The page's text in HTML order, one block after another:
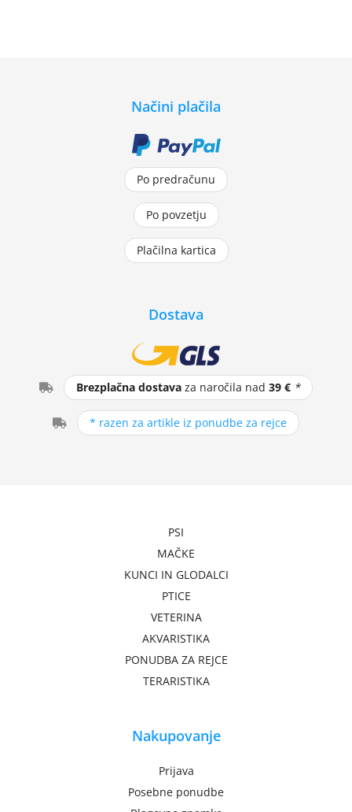
Načini plačila
Po predračunu
Po povzetju
Plačilna kartica
Dostava
Brezplačna dostava za naročila nad39 € *
* razen za artikle iz ponudbe za rejce
PSI
MAČKE
KUNCI IN GLODALCI
PTICE
VETERINA
AKVARISTIKA
PONUDBA ZA REJCE
TERARISTIKA
Nakupovanje
Prijava
Posebne ponudbe